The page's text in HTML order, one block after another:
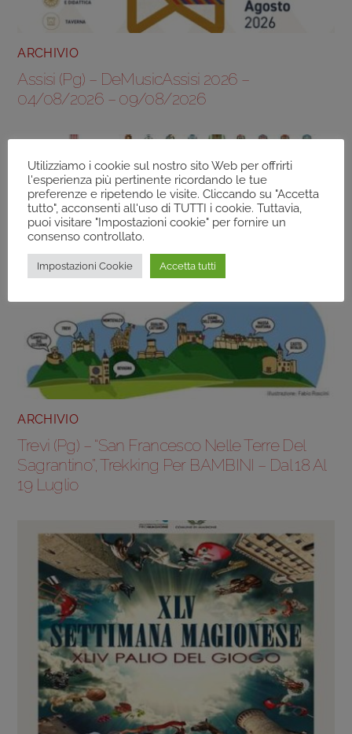
ARCHIVIO
Assisi (Pg) – DeMusicAssisi 2026 –
04/08/2026 – 09/08/2026
ARCHIVIO
Trevi (Pg) – “San Francesco Nelle Terre Del
Sagrantino”, Trekking Per BAMBINI – Dal 18 Al
19 Luglio
Utilizziamo i cookie sul nostro sito Web per offrirti
l'esperienza più pertinente ricordando le tue
preferenze e ripetendo le visite. Cliccando su "Accetta
tutto", acconsenti all'uso di TUTTI i cookie. Tuttavia,
puoi visitare "Impostazioni cookie" per fornire un
consenso controllato.
Impostazioni Cookie Accetta tutti